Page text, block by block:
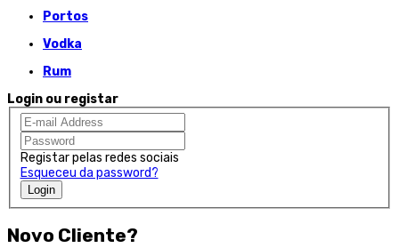
Portos
Vodka
Rum
Login ou registar
Registar pelas redes sociais
Esqueceu da password?
Login
Novo Cliente?